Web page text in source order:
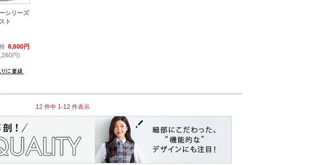
シリーズ
ト
6,600円
円)
12 件中 1-12 件表示